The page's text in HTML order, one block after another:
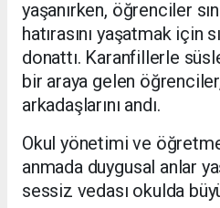
yaşanırken, öğrenciler
hatırasını yaşatmak için
donattı. Karanfillerle
bir araya gelen
arkadaşlarını andı.
Okul yönetimi ve
anmada duygusal anlar
sessiz vedası okulda